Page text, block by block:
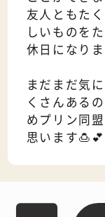
友人ともた
しいものを
休日になり
まだまだ気
くさんある
めプリン同
思います🍮💕